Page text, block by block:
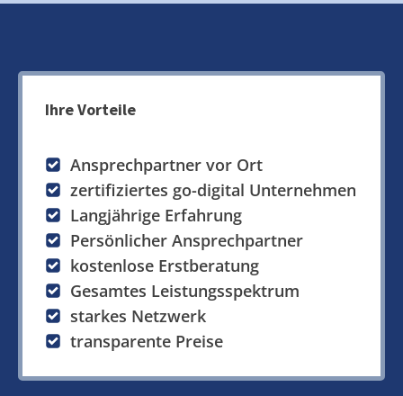
Ihre Vorteile
Ansprechpartner vor Ort
zertifiziertes go-digital Unternehmen
Langjährige Erfahrung
Persönlicher Ansprechpartner
kostenlose Erstberatung
Gesamtes Leistungsspektrum
starkes Netzwerk
transparente Preise